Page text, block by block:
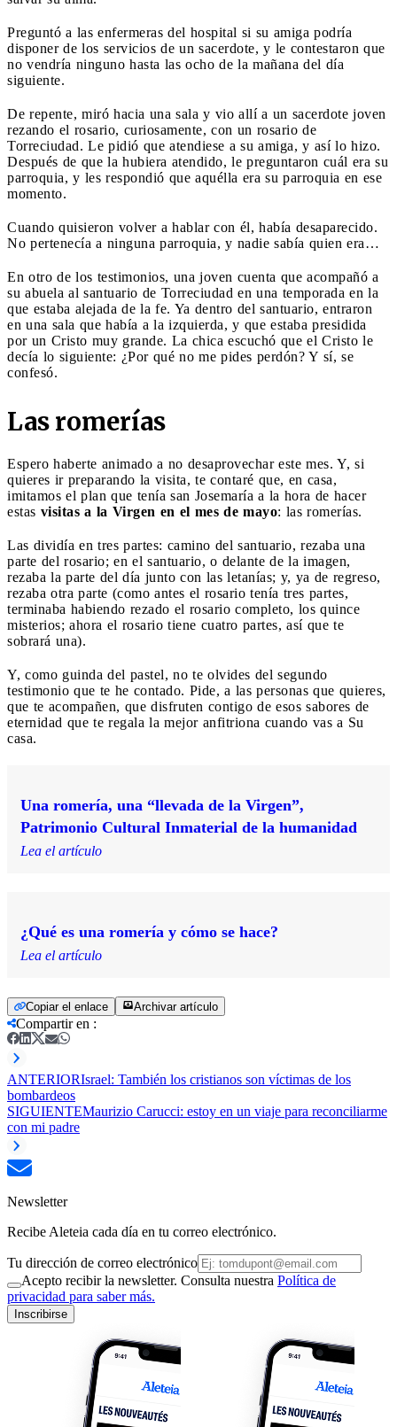
Preguntó a las enfermeras del hospital si su amiga podría
disponer de los servicios de un sacerdote, y le contestaron que
no vendría ninguno hasta las ocho de la mañana del día
siguiente.
De repente, miró hacia una sala y vio allí a un sacerdote joven
rezando el rosario, curiosamente, con un rosario de
Torreciudad. Le pidió que atendiese a su amiga, y así lo hizo.
Después de que la hubiera atendido, le preguntaron cuál era su
parroquia, y les respondió que aquélla era su parroquia en ese
momento.
Cuando quisieron volver a hablar con él, había desaparecido.
No pertenecía a ninguna parroquia, y nadie sabía quien era…
En otro de los testimonios, una joven cuenta que acompañó a
su abuela al santuario de Torreciudad en una temporada en la
que estaba alejada de la fe. Ya dentro del santuario, entraron
en una sala que había a la izquierda, y que estaba presidida
por un Cristo muy grande. La chica escuchó que el Cristo le
decía lo siguiente: ¿Por qué no me pides perdón? Y sí, se
confesó.
Las romerías
Espero haberte animado a no desaprovechar este mes. Y, si
quieres ir preparando la visita, te contaré que, en casa,
imitamos el plan que tenía san Josemaría a la hora de hacer
estas visitas a la Virgen en el mes de mayo: las romerías.
Las dividía en tres partes: camino del santuario, rezaba una
parte del rosario; en el santuario, o delante de la imagen,
rezaba la parte del día junto con las letanías; y, ya de regreso,
rezaba otra parte (como antes el rosario tenía tres partes,
terminaba habiendo rezado el rosario completo, los quince
misterios; ahora el rosario tiene cuatro partes, así que te
sobrará una).
Y, como guinda del pastel, no te olvides del segundo
testimonio que te he contado. Pide, a las personas que quieres,
que te acompañen, que disfruten contigo de esos sabores de
eternidad que te regala la mejor anfitriona cuando vas a Su
casa.
Una romería, una “llevada de la Virgen”,
Patrimonio Cultural Inmaterial de la humanidad
Lea el artículo
¿Qué es una romería y cómo se hace?
Lea el artículo
Copiar el enlace Archivar artículo
Compartir en :
ANTERIORIsrael: También los cristianos son víctimas de los
bombardeos
SIGUIENTEMaurizio Carucci: estoy en un viaje para reconciliarme
con mi padre
Newsletter
Recibe Aleteia cada día en tu correo electrónico.
Tu dirección de correo electrónico
Acepto recibir la newsletter. Consulta nuestra Política de
privacidad para saber más.
Inscribirse